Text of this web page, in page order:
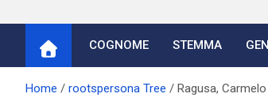
Tutti i Cioni nel
COGNOME STEMMA
Home rootspersona Tree Ragusa, Carmelo